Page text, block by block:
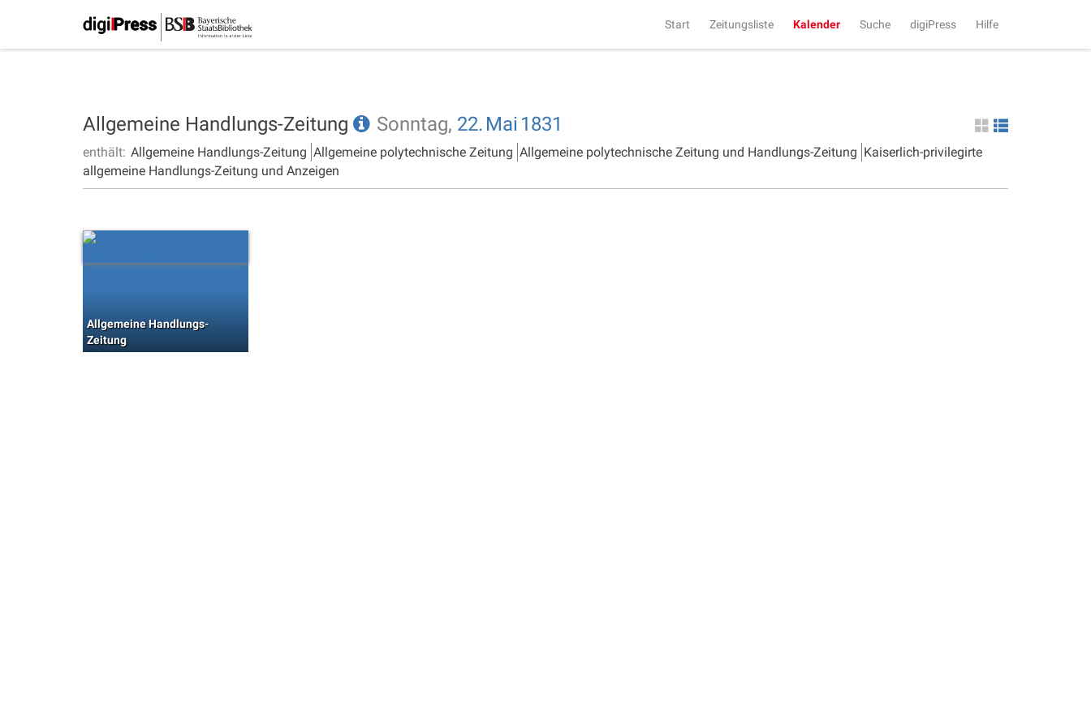
Start Zeitungsliste Kalender Suche digiPress Hilfe
Allgemeine Handlungs-Zeitung Sonntag, 22. Mai 1831
enthält: Allgemeine Handlungs-Zeitung Allgemeine polytechnische Zeitung Allgemeine polytechnische Zeitung und Handlungs-Zeitung Kaiserlich-privilegirte
allgemeine Handlungs-Zeitung und Anzeigen
Allgemeine Handlungs-
Zeitung